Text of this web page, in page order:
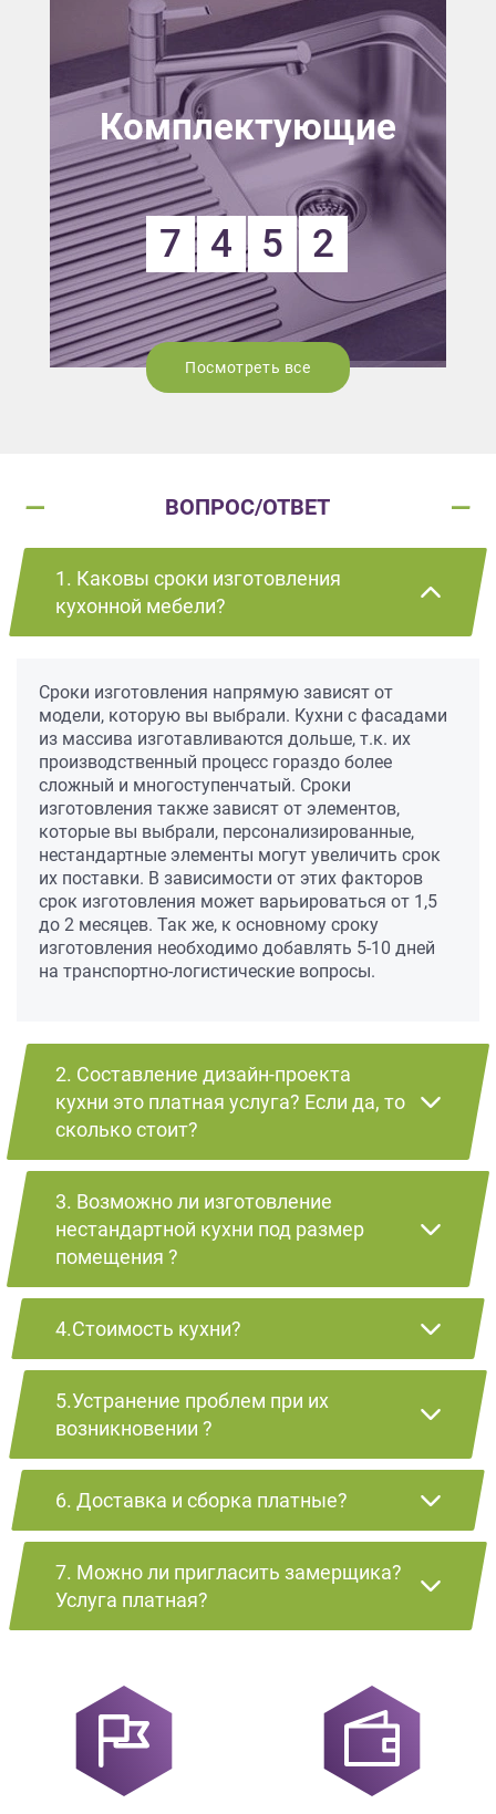
Комплектующие
7 4 5 2
Посмотреть все
ВОПРОС/ОТВЕТ
1. Каковы сроки изготовления
кухонной мебели?
Сроки изготовления напрямую зависят от
модели, которую вы выбрали. Кухни с фасадами
из массива изготавливаются дольше, т.к. их
производственный процесс гораздо более
сложный и многоступенчатый. Сроки
изготовления также зависят от элементов,
которые вы выбрали, персонализированные,
нестандартные элементы могут увеличить срок
их поставки. В зависимости от этих факторов
срок изготовления может варьироваться от 1,5
до 2 месяцев. Так же, к основному сроку
изготовления необходимо добавлять 5-10 дней
на транспортно-логистические вопросы.
2. Составление дизайн-проекта
кухни это платная услуга? Если да, то
сколько стоит?
3. Возможно ли изготовление
нестандартной кухни под размер
помещения ?
4.Стоимость кухни?
5.Устранение проблем при их
возникновении ?
6. Доставка и сборка платные?
7. Можно ли пригласить замерщика?
Услуга платная?